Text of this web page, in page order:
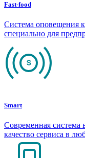
Fast-food
Система оповещения
специально для
Smart
Современная система
качество сервиса в